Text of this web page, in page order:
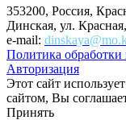
353200, Россия,
Динская, ул.
e-mail:
Политика
Авторизация
Этот сайт
сайтом, Вы
Принять